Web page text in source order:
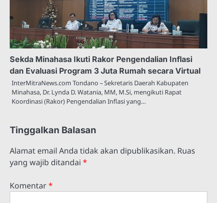
Sekda Minahasa Ikuti Rakor Pengendalian Inflasi
dan Evaluasi Program 3 Juta Rumah secara Virtual
InterMitraNews.com Tondano – Sekretaris Daerah Kabupaten
Minahasa, Dr. Lynda D. Watania, MM, M.Si, mengikuti Rapat
Koordinasi (Rakor) Pengendalian Inflasi yang…
Tinggalkan Balasan
Alamat email Anda tidak akan dipublikasikan. Ruas
yang wajib ditandai *
Komentar*